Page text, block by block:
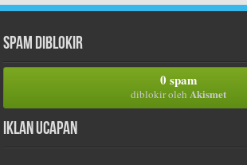
Spam Diblokir
0 spam
diblokir oleh Akismet
Iklan Ucapan